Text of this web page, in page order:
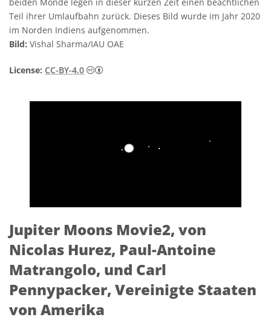
Teil ihrer Umlaufbahn zurück. Dieses Bild wurde im Jahr 2020
im Norden Indiens aufgenommen.
Bild: Vishal Sharma/IAU OAE
License: CC-BY-4.0 Creative Commons Namensnennung 4.0
Jupiter Moons Movie2, von
Nicolas Hurez, Paul-Antoine
Matrangolo, und Carl
Pennypacker, Vereinigte Staaten
von Amerika